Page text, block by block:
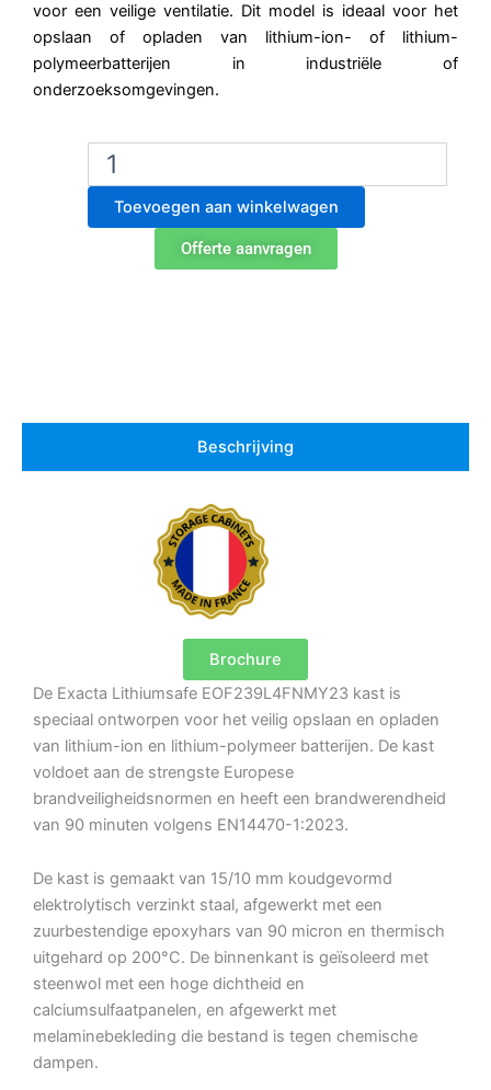
voor een veilige ventilatie. Dit model is ideaal voor het
opslaan of opladen van lithium-ion- of lithium-
polymeerbatterijen in industriële of
onderzoeksomgevingen.
Exacta
Lithium
Batterijopslagkast
Toevoegen aan winkelwagen
Offerte aanvragen
Beschrijving
Brochure
De Exacta Lithiumsafe EOF239L4FNMY23 kast is
speciaal ontworpen voor het veilig opslaan en opladen
van lithium-ion en lithium-polymeer batterijen. De kast
voldoet aan de strengste Europese
brandveiligheidsnormen en heeft een brandwerendheid
van 90 minuten volgens EN14470-1:2023.
De kast is gemaakt van 15/10 mm koudgevormd
elektrolytisch verzinkt staal, afgewerkt met een
zuurbestendige epoxyhars van 90 micron en thermisch
uitgehard op 200°C. De binnenkant is geïsoleerd met
steenwol met een hoge dichtheid en
calciumsulfaatpanelen, en afgewerkt met
melaminebekleding die bestand is tegen chemische
dampen.